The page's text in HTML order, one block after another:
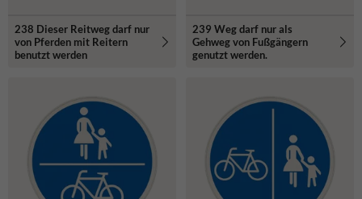
238 Dieser Reitweg darf nur
von Pferden mit Reitern
benutzt werden
239 Weg darf nur als
Gehweg von Fußgängern
genutzt werden.